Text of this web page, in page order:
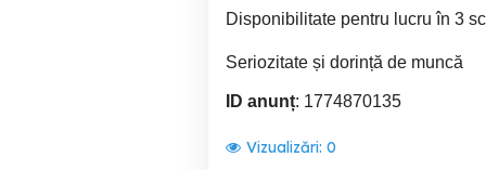
Disponibilitate pentru lucru în 3
Seriozitate și dorință de muncă
ID anunț: 1774870135
Vizualizări: 0